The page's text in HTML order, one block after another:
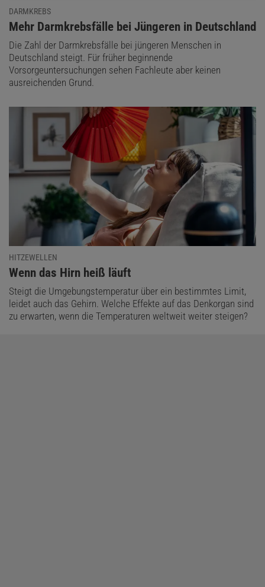
DARMKREBS
:
Mehr Darmkrebsfälle bei Jüngeren in Deutschland
Die Zahl der Darmkrebsfälle bei jüngeren Menschen in
Deutschland steigt. Für früher beginnende
Vorsorgeuntersuchungen sehen Fachleute aber keinen
ausreichenden Grund.
HITZEWELLEN
:
Wenn das Hirn heiß läuft
Steigt die Umgebungstemperatur über ein bestimmtes Limit,
leidet auch das Gehirn. Welche Effekte auf das Denkorgan sind
zu erwarten, wenn die Temperaturen weltweit weiter steigen?